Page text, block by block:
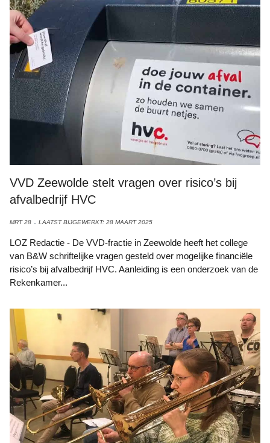
VVD Zeewolde stelt vragen over risico’s bij
afvalbedrijf HVC
MRT 28 LAATST BIJGEWERKT: 28 MAART 2025
LOZ Redactie - De VVD-fractie in Zeewolde heeft het college
van B&W schriftelijke vragen gesteld over mogelijke financiële
risico’s bij afvalbedrijf HVC. Aanleiding is een onderzoek van de
Rekenkamer...